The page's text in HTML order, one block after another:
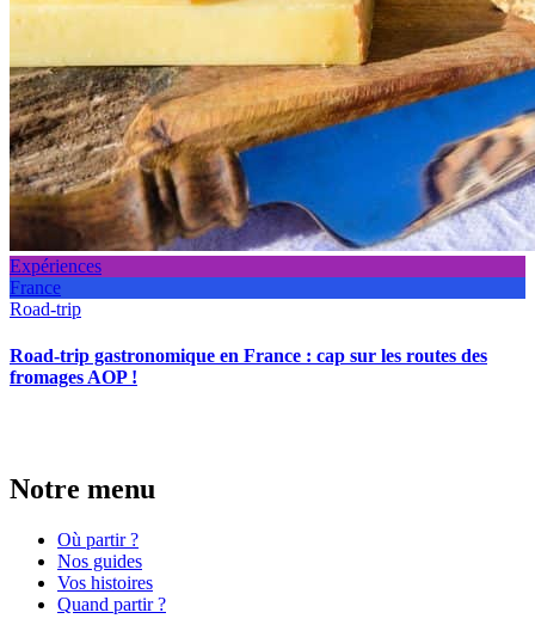
Expériences
France
Road-trip
Road-trip gastronomique en France : cap sur les routes des
fromages AOP !
Notre menu
Où partir ?
Nos guides
Vos histoires
Quand partir ?